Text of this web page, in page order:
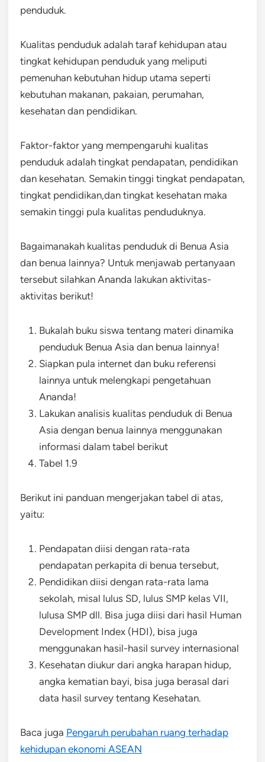
penduduk.
Kualitas penduduk adalah taraf kehidupan atau
tingkat kehidupan penduduk yang meliputi
pemenuhan kebutuhan hidup utama seperti
kebutuhan makanan, pakaian, perumahan,
kesehatan dan pendidikan.
Faktor-faktor yang mempengaruhi kualitas
penduduk adalah tingkat pendapatan, pendidikan
dan kesehatan. Semakin tinggi tingkat pendapatan,
tingkat pendidikan,dan tingkat kesehatan maka
semakin tinggi pula kualitas penduduknya.
Bagaimanakah kualitas penduduk di Benua Asia
dan benua lainnya? Untuk menjawab pertanyaan
tersebut silahkan Ananda lakukan aktivitas-
aktivitas berikut!
Bukalah buku siswa tentang materi dinamika
penduduk Benua Asia dan benua lainnya!
Siapkan pula internet dan buku referensi
lainnya untuk melengkapi pengetahuan
Ananda!
Lakukan analisis kualitas penduduk di Benua
Asia dengan benua lainnya menggunakan
informasi dalam tabel berikut
Tabel 1.9
Berikut ini panduan mengerjakan tabel di atas,
yaitu:
Pendapatan diisi dengan rata-rata
pendapatan perkapita di benua tersebut,
Pendidikan diisi dengan rata-rata lama
sekolah, misal lulus SD, lulus SMP kelas VII,
lulusa SMP dll. Bisa juga diisi dari hasil Human
Development Index (HDI), bisa juga
menggunakan hasil-hasil survey internasional
Kesehatan diukur dari angka harapan hidup,
angka kematian bayi, bisa juga berasal dari
data hasil survey tentang Kesehatan.
Baca juga Pengaruh perubahan ruang terhadap
kehidupan ekonomi ASEAN